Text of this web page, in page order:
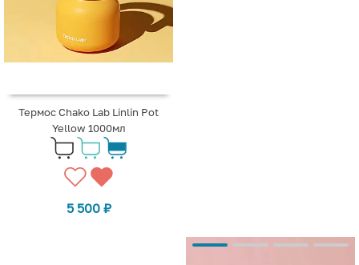
Термос Chako Lab Linlin Pot
Yellow 1000мл
5 500 ₽